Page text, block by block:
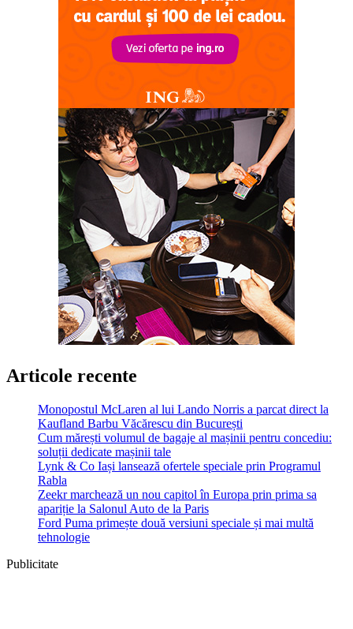
Articole recente
Monopostul McLaren al lui Lando Norris a parcat direct la
Kaufland Barbu Văcărescu din București
Cum mărești volumul de bagaje al mașinii pentru concediu:
soluții dedicate mașinii tale
Lynk & Co Iași lansează ofertele speciale prin Programul
Rabla
Zeekr marchează un nou capitol în Europa prin prima sa
apariție la Salonul Auto de la Paris
Ford Puma primește două versiuni speciale și mai multă
tehnologie
Publicitate